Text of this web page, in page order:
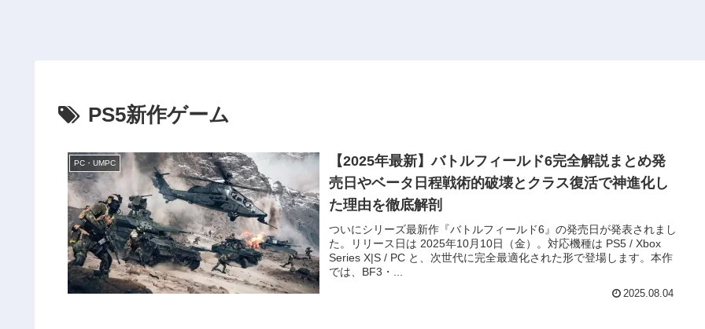
PS5新作ゲーム
PC・UMPC
【2025年最新】バトルフィールド6完全解説まとめ発
売日やベータ日程戦術的破壊とクラス復活で神進化し
た理由を徹底解剖
ついにシリーズ最新作『バトルフィールド6』の発売日が発表されまし
た。リリース日は 2025年10月10日（金）。対応機種は PS5 / Xbox
Series X|S / PC と、次世代に完全最適化された形で登場します。本作
では、BF3・...
2025.08.04